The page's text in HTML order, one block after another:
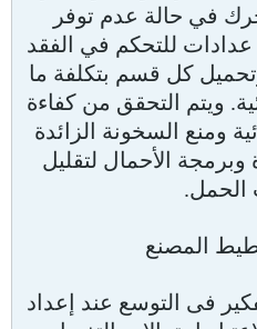
في حالة عدم توفر
عدادات للتحكم في الفقد
كل قسم بتكلفة ما
ويتم التحقق من كفاءة
ومنع السخونة الزائدة
الأحمال لتقليل
الحمل.
المصنع
فى التوسع عند إعداد